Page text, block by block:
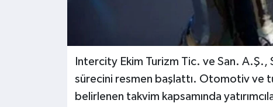
Intercity Ekim Turizm Tic. ve San. A.Ş.,
sürecini resmen başlattı. Otomotiv ve
belirlenen takvim kapsamında